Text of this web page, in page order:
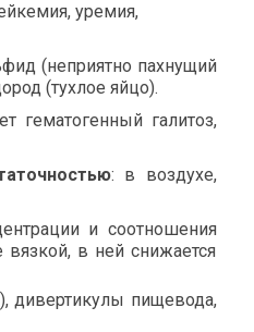
уремия,
(неприятно пахнущий
(тухлое яйцо).
гематогенный галитоз,
: в воздухе,
и соотношения
в ней снижается
дивертикулы пищевода,